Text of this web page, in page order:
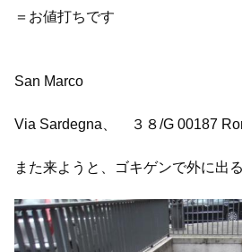
＝お値打ちです
San Marco
Via Sardegna、 ３８/G 00187
また来ようと、ゴキゲンで外に出る